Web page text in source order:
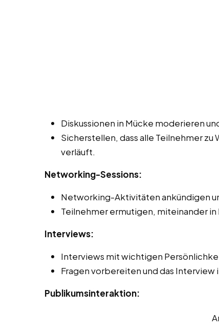
Diskussionen in Mücke moderieren
Sicherstellen, dass alle Teilnehmer
verläuft.
Networking-Sessions:
Networking-Aktivitäten ankündigen
Teilnehmer ermutigen, miteinander
Interviews:
Interviews mit wichtigen
Fragen vorbereiten und das Interview
Publikumsinteraktion: